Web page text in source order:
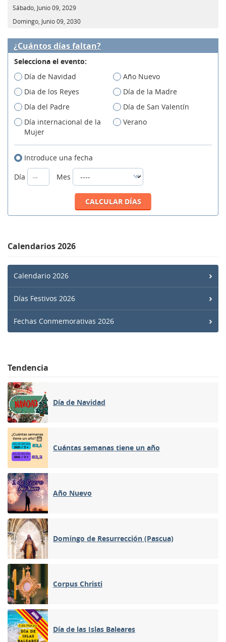
Sábado, Junio 09, 2029
Domingo, Junio 09, 2030
¿Cuántos días faltan?
Selecciona el evento:
Día de Navidad
Año Nuevo
Dia de los Reyes
Día de la Madre
Día del Padre
Día de San Valentín
Día internacional de la
Mujer
Verano
Introduce una fecha
Día
Mes
Calendarios 2026
Calendario 2026
Días Festivos 2026
Fechas Conmemorativas 2026
Tendencia
Día de Navidad
Cuántas semanas tiene un año
Año Nuevo
Domingo de Resurrección (Pascua)
Corpus Christi
Día de las Islas Baleares